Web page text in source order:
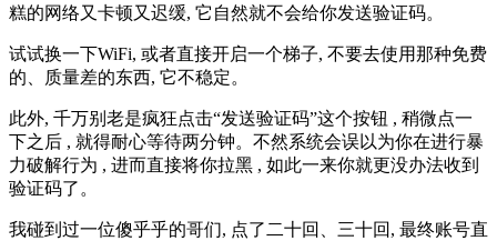
糕的网络又卡顿又迟缓, 它自然就不会给你发送验证码。
试试换一下WiFi, 或者直接开启一个梯子, 不要去使用那种免费
的、质量差的东西, 它不稳定。
此外, 千万别老是疯狂点击“发送验证码”这个按钮 , 稍微点一
下之后 , 就得耐心等待两分钟。不然系统会误以为你在进行暴
力破解行为 , 进而直接将你拉黑 , 如此一来你就更没办法收到
验证码了。
我碰到过一位傻乎乎的哥们, 点了二十回、三十回, 最终账号直